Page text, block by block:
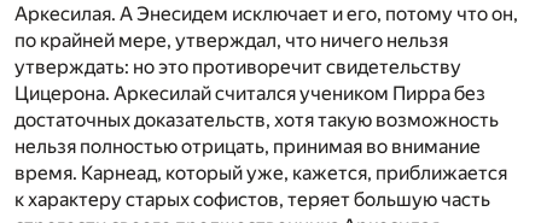
Аркесилая. А Энесидем исключает и его, потому что он,
по крайней мере, утверждал, что ничего нельзя
утверждать: но это противоречит свидетельству
Цицерона. Аркесилай считался учеником Пирра без
достаточных доказательств, хотя такую возможность
нельзя полностью отрицать, принимая во внимание
время. Карнеад, который уже, кажется, приближается
к характеру старых софистов, теряет большую часть